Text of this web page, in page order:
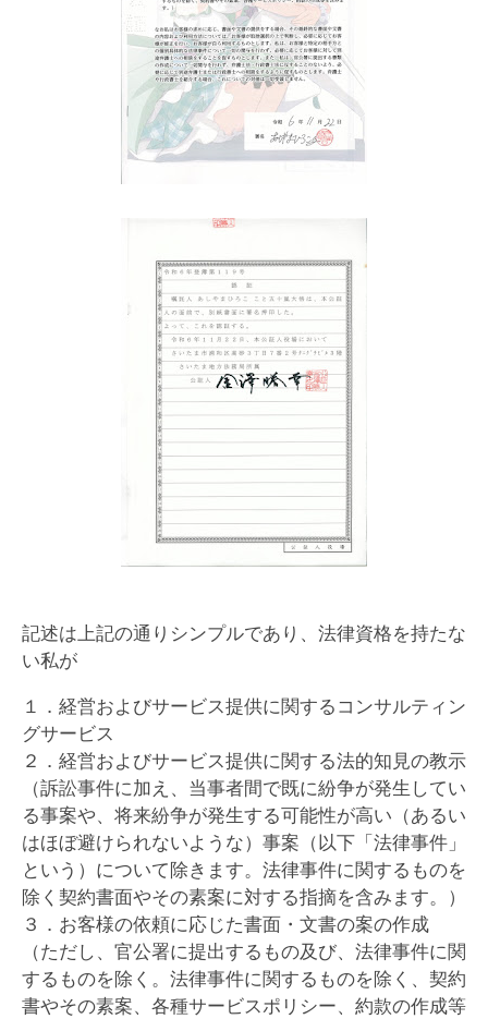
記述は上記の通りシンプルであり、法律資格を持たな
い私が
１．経営およびサービス提供に関するコンサルティン
グサービス
２．経営およびサービス提供に関する法的知見の教示
（訴訟事件に加え、当事者間で既に紛争が発生してい
る事案や、将来紛争が発生する可能性が高い（あるい
はほぼ避けられないような）事案（以下「法律事件」
という）について除きます。法律事件に関するものを
除く契約書面やその素案に対する指摘を含みます。）
３．お客様の依頼に応じた書面・文書の案の作成
（ただし、官公署に提出するもの及び、法律事件に関
するものを除く。法律事件に関するものを除く、契約
書やその素案、各種サービスポリシー、約款の作成等